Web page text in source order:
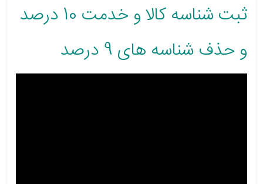
ثبت شناسه کالا و خدمت 10 درصد
و حذف شناسه های 9 درصد